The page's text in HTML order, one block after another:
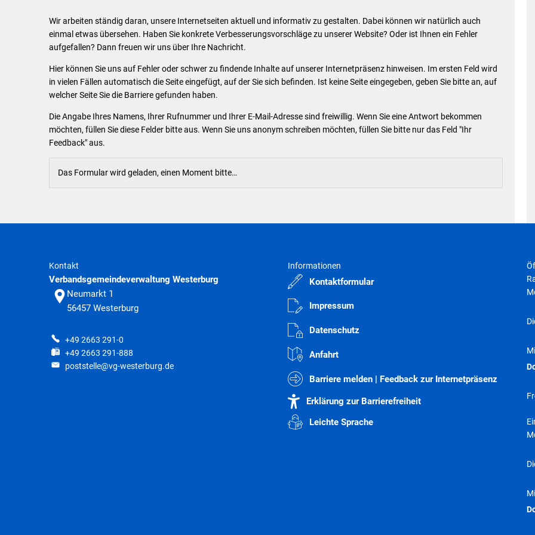
Wasser & Abwasser
Kontakt
Förderungen der VG für private Umbauten
Allgemeine Informationen Einwohnerstatistik
Freiwilligendienst bei der VG
Behörden im Westerwaldkreis
Abfall- und Wertstofftonnen
Wasserzähler online
Aktuelle Förderungen
Sonstige Formulare & Anträge
Terminvergabe
Seniorenmobilität/
Ehrenamtskarte des
Westerwaldbad
Wir arbeiten ständig daran, unsere Internetseiten aktuell und informativ zu gestalten. Dabei können wir natürlich auch
einmal etwas übersehen. Haben Sie konkrete Verbesserungsvorschläge zu unserer Website? Oder ist Ihnen ein Fehler
aufgefallen? Dann freuen wir uns über Ihre Nachricht.
Hier können Sie uns auf Fehler oder schwer zu findende Inhalte auf unserer Internetpräsenz hinweisen. Im ersten Feld wird
in vielen Fällen automatisch die Seite eingefügt, auf der Sie sich befinden. Ist keine Seite eingegeben, geben Sie bitte an, auf
welcher Seite Sie die Barriere gefunden haben.
Die Angabe Ihres Namens, Ihrer Rufnummer und Ihrer E-Mail-Adresse sind freiwillig. Wenn Sie eine Antwort bekommen
möchten, füllen Sie diese Felder bitte aus. Wenn Sie uns anonym schreiben möchten, füllen Sie bitte nur das Feld "Ihr
Feedback" aus.
Das Formular wird geladen, einen Moment bitte…
Kontakt
Verbandsgemeindeverwaltung Westerburg
Neumarkt 1
56457 Westerburg
+49 2663 291-0
+49 2663 291-888
poststelle@vg-westerburg.de
Informationen
Kontaktformular
Impressum
Datenschutz
Anfahrt
Barriere melden | Feedback zur Internetpräsenz
Erklärung zur Barrierefreiheit
Leichte Sprache